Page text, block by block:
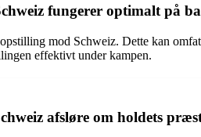
fungerer optimalt på
mod Schweiz. Dette kan
effektivt under kampen.
afsløre om holdets